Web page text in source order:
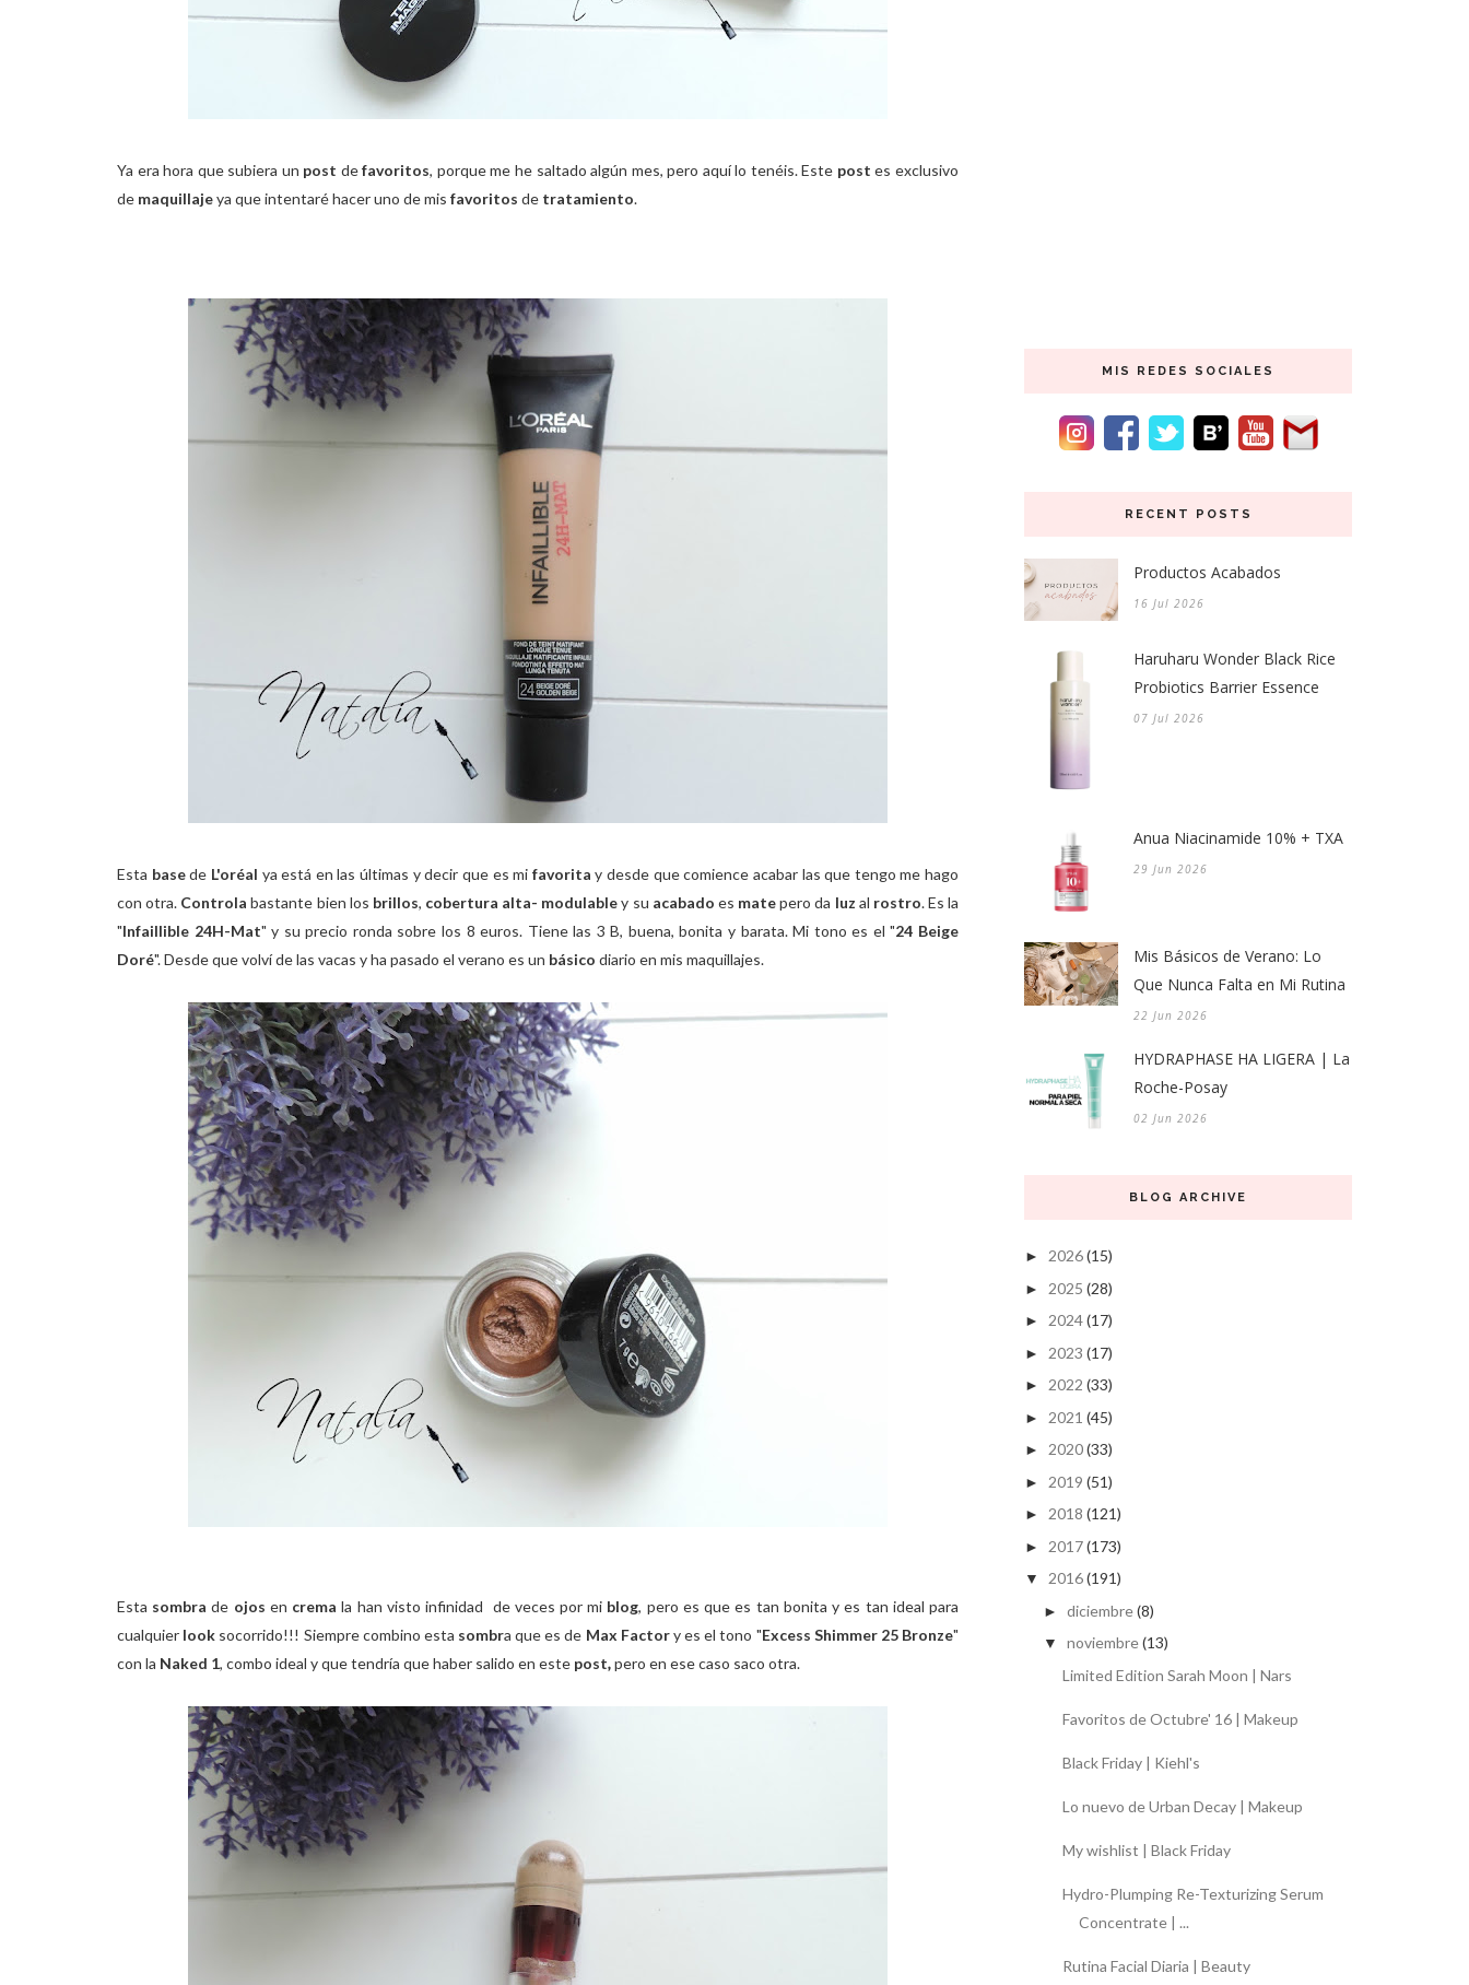
Ya era hora que subiera un post defavoritos, porque me he saltado algún mes, pero aquí lo tenéis. Este postes exclusivo
de maquillajeya que intentaré hacer uno de mis favoritos de tratamiento.
Esta basede L'oréal ya está en las últimas y decir que es mi favoritay desde que comience acabar las que tengo me hago
con otra. Controla bastante bien los brillos, cobertura alta- modulabley su acabado es matepero da luz al rostro. Es la
"Infaillible 24H-Mat" y su precio ronda sobre los 8 euros. Tiene las 3 B, buena, bonita y barata. Mi tono es el "24 Beige
Doré". Desde que volví de las vacas y ha pasado el verano es un básico diario en mis maquillajes.
Esta sombra de ojos en crema la han visto infinidad de veces por mi blog, pero es que es tan bonita y es tan ideal para
cualquier look socorrido!!! Siempre combino esta sombra que es de Max Factory es el tono "Excess Shimmer 25 Bronze"
con la Naked 1, combo ideal y que tendría que haber salido en este post,pero en ese caso saco otra.
MIS REDES SOCIALES
RECENT POSTS
Productos Acabados
16 Jul 2026
Haruharu Wonder Black Rice
Probiotics Barrier Essence
07 Jul 2026
Anua Niacinamide 10% + TXA
29 Jun 2026
Mis Básicos de Verano: Lo
Que Nunca Falta en Mi Rutina
22 Jun 2026
HYDRAPHASE HA LIGERA | La
Roche-Posay
02 Jun 2026
BLOG ARCHIVE
► 2026(15)
► 2025 (28)
► 2024(17)
► 2023 (17)
► 2022 (33)
► 2021 (45)
► 2020(33)
► 2019 (51)
► 2018 (121)
► 2017(173)
▼ 2016(191)
► diciembre(8)
▼ noviembre(13)
Limited Edition Sarah Moon | Nars
Favoritos de Octubre' 16 | Makeup
Black Friday | Kiehl's
Lo nuevo de Urban Decay | Makeup
My wishlist | Black Friday
Hydro-Plumping Re-Texturizing Serum
Concentrate | ...
Rutina Facial Diaria | Beauty